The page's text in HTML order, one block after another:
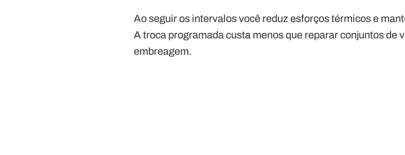
Ao seguir os intervalos você reduz esforços térmicos e
A troca programada custa menos que reparar conjuntos de
embreagem.